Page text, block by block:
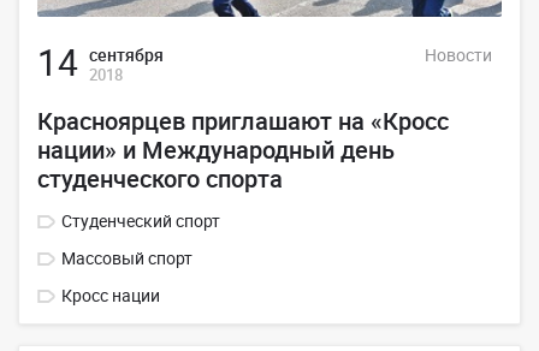
14 сентября
2018
Новости
Красноярцев приглашают на «Кросс
нации» и Международный день
студенческого спорта
Студенческий спорт
Массовый спорт
Кросс нации